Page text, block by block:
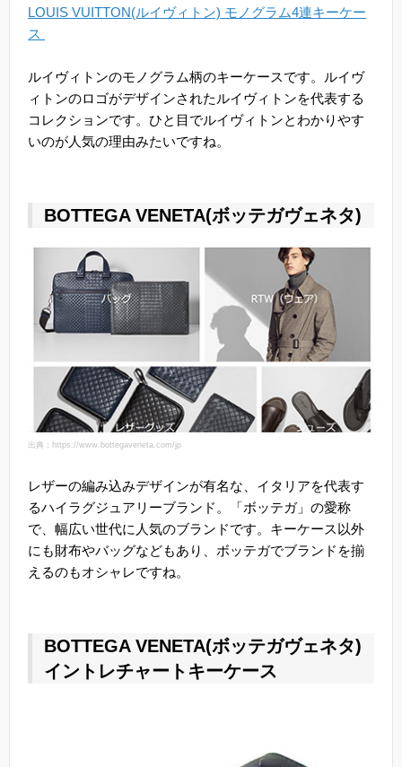
LOUIS VUITTON(ルイヴィトン) モノグラム4連キーケー
ス
ルイヴィトンのモノグラム柄のキーケースです。ルイヴ
ィトンのロゴがデザインされたルイヴィトンを代表する
コレクションです。ひと目でルイヴィトンとわかりやす
いのが人気の理由みたいですね。
BOTTEGA VENETA(ボッテガヴェネタ)
出典：https://www.bottegaveneta.com/jp
レザーの編み込みデザインが有名な、イタリアを代表す
るハイラグジュアリーブランド。「ボッテガ」の愛称
で、幅広い世代に人気のブランドです。キーケース以外
にも財布やバッグなどもあり、ボッテガでブランドを揃
えるのもオシャレですね。
BOTTEGA VENETA(ボッテガヴェネタ)
イントレチャートキーケース